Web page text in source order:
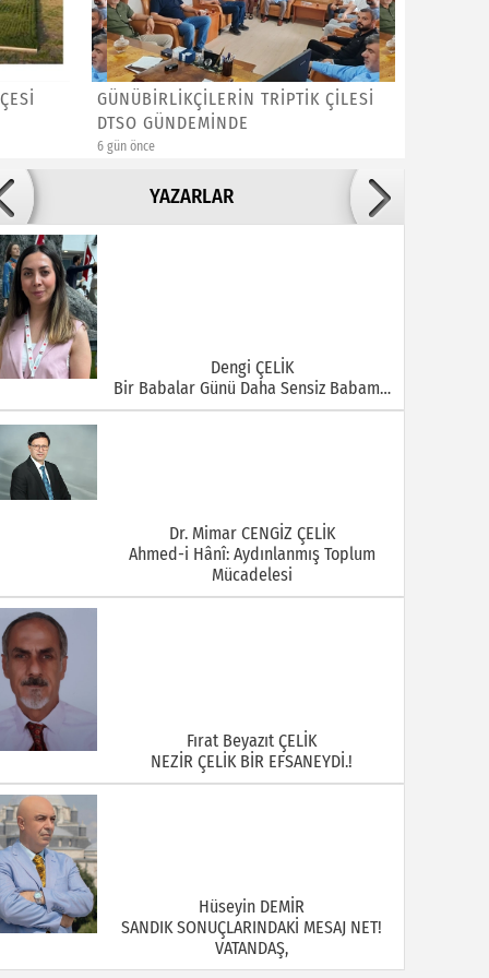
GÜNÜBİRLİKÇİLERİN TRİPTİK ÇİLESİ
DTSO GÜNDEMİNDE
6 gün önce
YAZARLAR
Bu Şehrin Ortasında Çürüyen Bir Yapı Var
Dengi ÇELİK
Bir Babalar Günü Daha Sensiz Babam…
Dr. Mimar CENGİZ ÇELİK
Ahmed-i Hânî: Aydınlanmış Toplum
Mücadelesi
Fırat Beyazıt ÇELİK
NEZİR ÇELİK BİR EFSANEYDİ.!
Hüseyin DEMİR
SANDIK SONUÇLARINDAKİ MESAJ NET!
VATANDAŞ,